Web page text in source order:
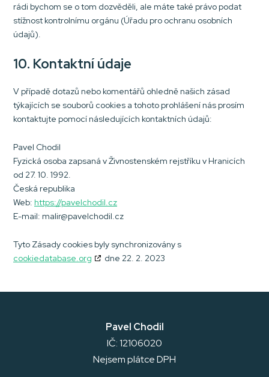
rádi bychom se o tom dozvěděli, ale máte také právo podat
stížnost kontrolnímu orgánu (Úřadu pro ochranu osobních
údajů).
10. Kontaktní údaje
V případě dotazů nebo komentářů ohledně našich zásad
týkajících se souborů cookies a tohoto prohlášení nás prosím
kontaktujte pomocí následujících kontaktních údajů:
Pavel Chodil
Fyzická osoba zapsaná v Živnostenském rejstříku v Hranicích
od 27. 10. 1992.
Česká republika
Web: https://pavelchodil.cz
E-mail: zc.lidohclevap@rilam
Tyto Zásady cookies byly synchronizovány s
cookiedatabase.org
dne 22. 2. 2023
Pavel Chodil
IČ: 12106020
Nejsem plátce DPH